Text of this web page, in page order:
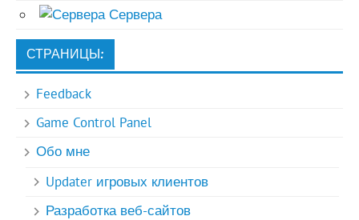
Сервера
СТРАНИЦЫ:
Feedback
Game Control Panel
Обо мне
Updater игровых клиентов
Разработка веб-сайтов